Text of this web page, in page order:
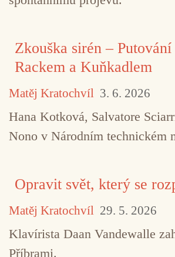
Zkouška sirén –
Rackem a Kuňkadlem
Matěj Kratochvíl 3. 6. 2026
Hana Kotková, Salvatore
Nono v Národním technickém
Opravit svět, který se
Matěj Kratochvíl 29. 5. 2026
Klavírista Daan Vandewalle
Příbrami.